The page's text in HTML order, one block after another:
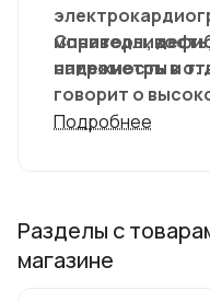
мониторы,
спирометры и т.
надежность в
говорит о
Подробнее
Разделы с
магазине